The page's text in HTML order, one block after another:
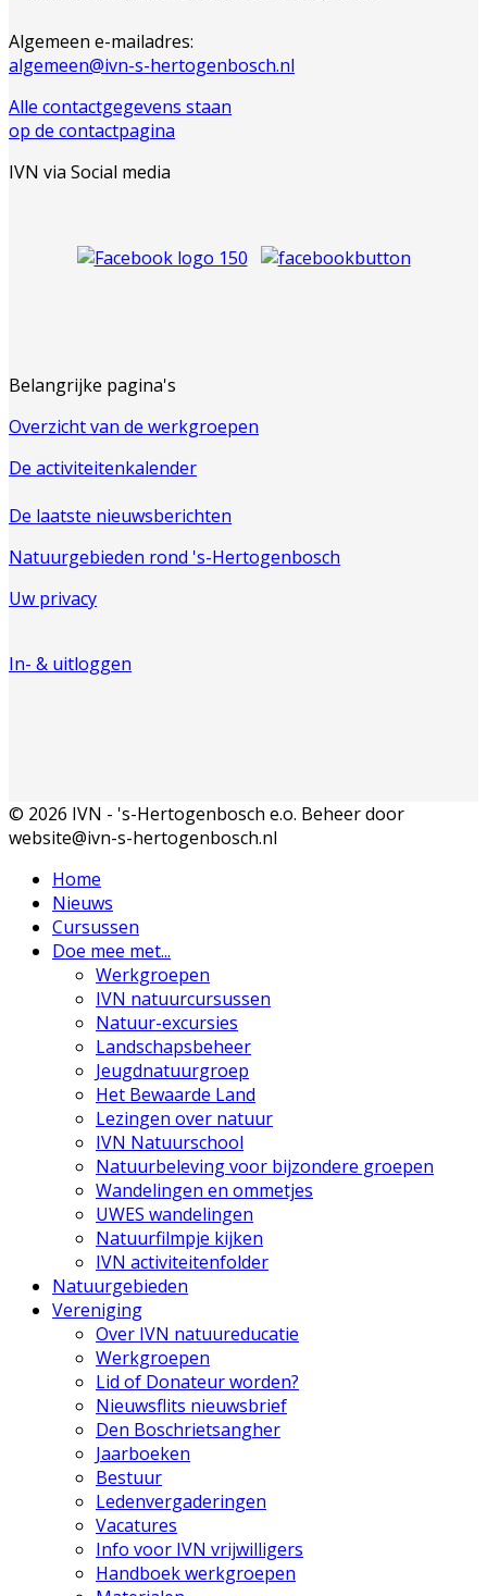
Algemeen e-mailadres:
algemeen@ivn-s-hertogenbosch.nl
Alle contactgegevens staan
op de contactpagina
IVN via Social media
Belangrijke pagina's
Overzicht van de werkgroepen
De activiteitenkalender
De laatste nieuwsberichten
Natuurgebieden rond 's-Hertogenbosch
Uw privacy
In- & uitloggen
© 2026 IVN - 's-Hertogenbosch e.o. Beheer door
website@ivn-s-hertogenbosch.nl
Home
Nieuws
Cursussen
Doe mee met...
Werkgroepen
IVN natuurcursussen
Natuur-excursies
Landschapsbeheer
Jeugdnatuurgroep
Het Bewaarde Land
Lezingen over natuur
IVN Natuurschool
Natuurbeleving voor bijzondere groepen
Wandelingen en ommetjes
UWES wandelingen
Natuurfilmpje kijken
IVN activiteitenfolder
Natuurgebieden
Vereniging
Over IVN natuureducatie
Werkgroepen
Lid of Donateur worden?
Nieuwsflits nieuwsbrief
Den Boschrietsangher
Jaarboeken
Bestuur
Ledenvergaderingen
Vacatures
Info voor IVN vrijwilligers
Handboek werkgroepen